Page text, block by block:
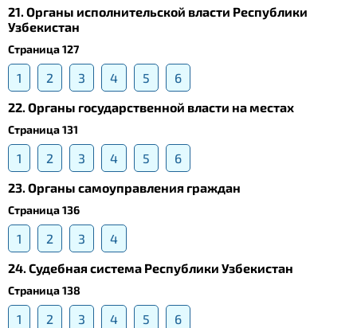
21. Органы исполнительской власти Республики
Узбекистан
Страница 127
1 2 3 4 5
6
22. Органы государственной власти на местах
Страница 131
1 2 3 4 5
6
23. Органы самоуправления граждан
Страница 136
1 2 3
4
24. Судебная система Республики Узбекистан
Страница 138
1 2 3 4 5
6